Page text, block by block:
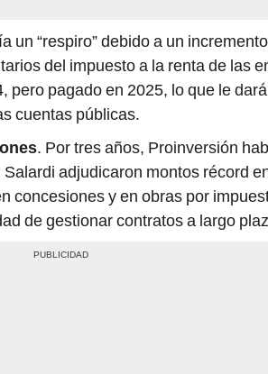
un “respiro” debido a un incremento
del impuesto a la renta de las
pero pagado en 2025, lo que le
cuentas públicas.
. Por tres años, Proinversión
adjudicaron montos récord
concesiones y en obras por
de gestionar contratos a largo